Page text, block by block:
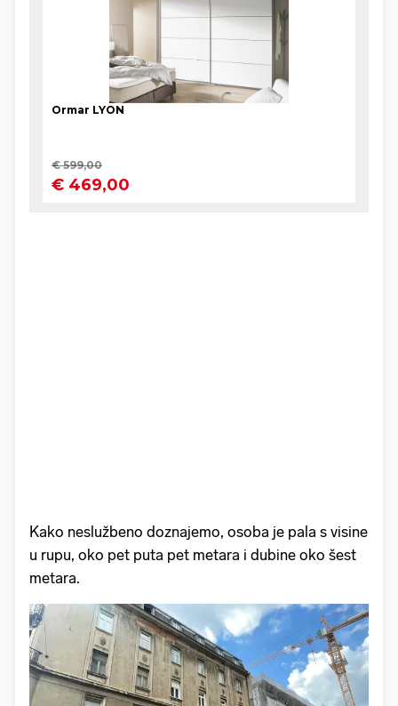
Kako neslužbeno doznajemo, osoba je pala s visine
u rupu, oko pet puta pet metara i dubine oko šest
metara.